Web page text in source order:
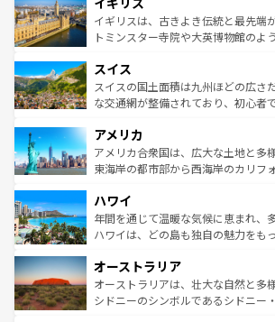
香り高いラベンダー畑など、多彩な
らに、パリ以外の地域にも魅力が溢
れる地方に足を運ぶとそれぞれで全
きるだろう。 なお、新着のフラン
を参照してほしい。
顔を持つこの国は、どこを歩いても
ルリンの文化的活気、バイエルン州
してライン川沿いのワイン畑といっ
は、お酒好きな人にはぜひ体験してほしい。 な
ドイツ情報はコンテンツ一覧を参照
イギリスは、古きよき伝統と最先端
トミンスター寺院や大英博物館のよ
リアごとに異なる魅力がある。また
ティー、ビール好きにはたまらない
戦など、本場だからこそできる体験
ンツ一覧を参照してほしい。
スイス
スイスの国土面積は九州ほどの広さ
な交通網が整備されており、初心者
の建物がそのまま残る町や、スイス
博物館もあり、アルプス観光だけで
ことができる。国民の所得が高いた
ば市内交通費無料で観光を楽しむこともでき
着のスイス情報はコンテンツ一覧
アメリカ
アメリカ合衆国は、広大な土地と多
東海岸の都市部から西海岸のカリフ
のような巨大都市は、観光、ショッ
ンメントが詰まった刺激的なスポッ
西部には大自然が広がり、グランド
部のニューオーリンズでは、音楽と
文化が魅力。旅行者はアメリカの各
しみながら、その多様性と豊かな歴
ハワイ
年間を通じて温暖な気候に恵まれ、
ハワイは、どの島も独自の魅力をも
ワイ島は見逃せない。また、定番の
島だが、静かな自然を求めるならマ
おすすめ。エメラルドグリーンに輝
オーストラリア
オーストラリアは、壮大な自然と多
シドニーのシンボルであるシドニー